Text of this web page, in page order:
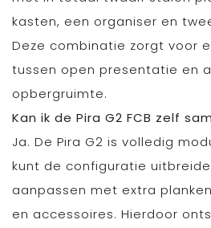
kasten, een organiser en
Deze combinatie zorgt voor
tussen open presentatie en
opbergruimte.
Kan ik de Pira G2 FCB zelf
Ja. De Pira G2 is volledig
kunt de configuratie
aanpassen met extra
en accessoires. Hierdoor